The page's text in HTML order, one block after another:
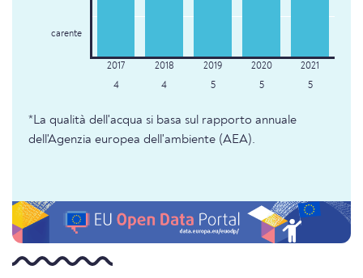
carente
4 4 5 5 5
*La qualità dell'acqua si basa sul rapporto annuale
dell'Agenzia europea dell'ambiente (AEA).